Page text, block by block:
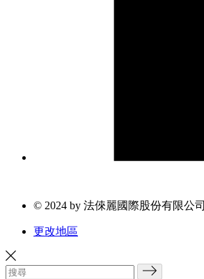
© 2024 by 法倈麗國際股份有限公司
更改地區